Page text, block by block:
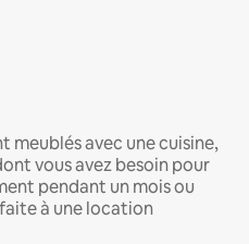
meublés avec une cuisine,
vous avez besoin pour
pendant un mois ou
à une location